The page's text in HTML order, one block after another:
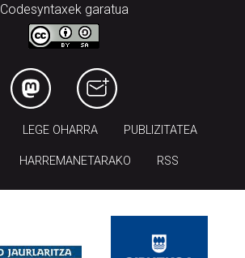
Codesyntaxek garatua
LEGE OHARRA PUBLIZITATEA
HARREMANETARAKO RSS